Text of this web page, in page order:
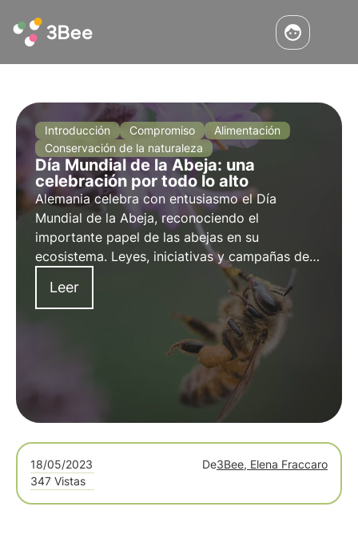
Introducción Compromiso
Alimentación
Conservación de la naturaleza
Día Mundial de la Abeja: una
celebración por todo lo alto
Alemania celebra con entusiasmo el Día
Mundial de la Abeja, reconociendo el
importante papel de las abejas en su
ecosistema. Leyes, iniciativas y campañas de
concienciación contribuyen a proteger a las
abejas.
Leer
18/05/2023 De3Bee, Elena Fraccaro
347 Vistas